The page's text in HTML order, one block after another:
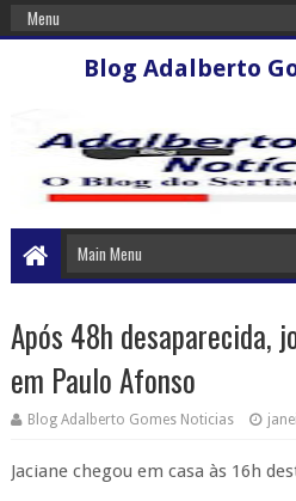
Blog Adalberto
Após 48h desaparecida,
em Paulo Afonso
Blog Adalberto Gomes Noticias
Jaciane chegou em casa às 16h